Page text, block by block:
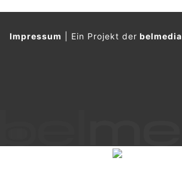
Impressum Ein Projekt derbelmedia